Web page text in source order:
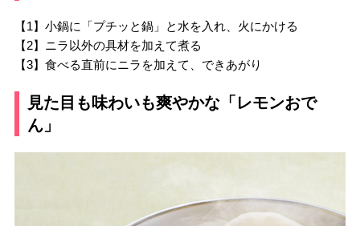
【1】小鍋に「プチッと鍋」と水を入れ、火にかける
【2】ニラ以外の具材を加えて煮る
【3】食べる直前にニラを加えて、できあがり
見た目も味わいも爽やかな「レモンおで
ん」